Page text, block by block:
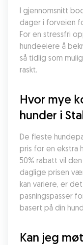
I gjennomsnitt
dager i forveien
For en stressfri
hundeeiere å
så tidlig som
raskt.
Hvor mye
hunder i
De fleste
pris for en ekstra
50% rabatt vil
daglige prisen
kan variere, er
pasningspasser
basert på din
Kan jeg